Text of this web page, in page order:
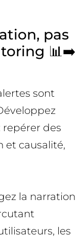
pas
📊➡️
sont
repérer des
et causalité,
la narration
les